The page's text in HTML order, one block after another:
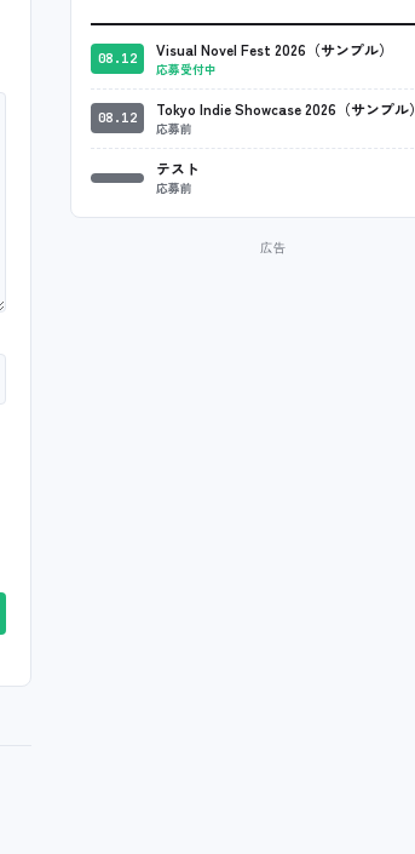
08.12 Visual Novel Fest 2026（サンプル）
応募受付中
08.12 Tokyo Indie Showcase 2026（サンプル）
応募前
テスト
応募前